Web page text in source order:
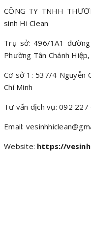
CÔNG TY TNHH
sinh Hi Clean
Trụ sở: 496/1A1
Phường Tân Chánh
Cơ sở 1: 537/4 Nguyễn
Chí Minh
Tư vấn dịch vụ: 092 227
Email:
Website: https://